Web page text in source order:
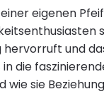
eigenen
und
in die
sie